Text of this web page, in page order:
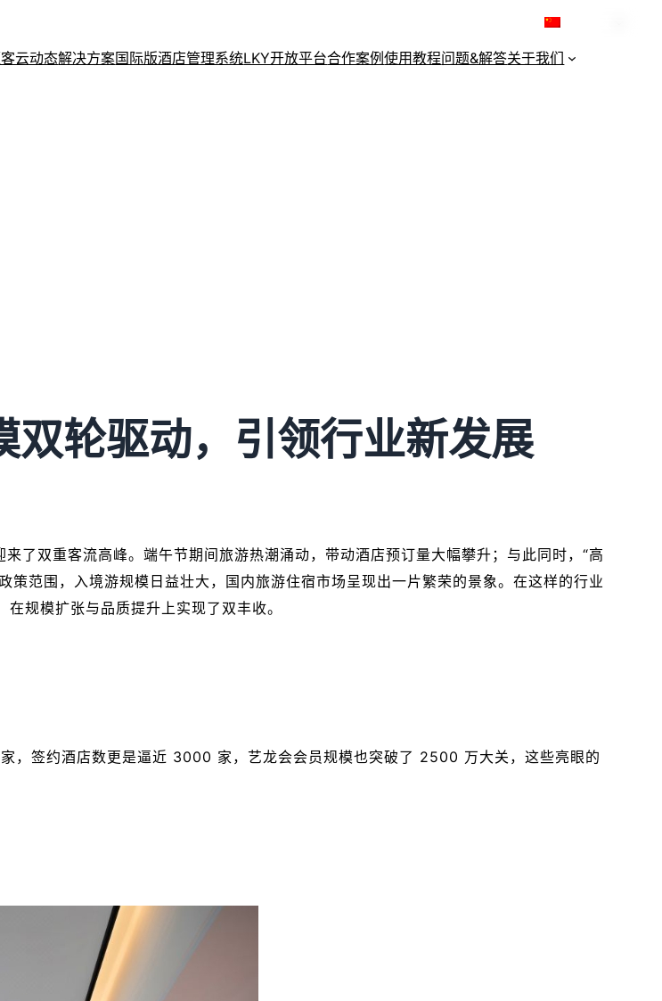
云动态解决方案国际版酒店管理系统LKY开放平台合作案例使用教程问题&解答关于我们
轮驱动，引领行业新发展
了双重客流高峰。端午节期间旅游热潮涌动，带动酒店预订量大幅攀升；与此同时，“高
范围，入境游规模日益壮大，国内旅游住宿市场呈现出一片繁荣的景象。在这样的行业
规模扩张与品质提升上实现了双丰收。
签约酒店数更是逼近 3000 家，艺龙会会员规模也突破了 2500 万大关，这些亮眼的